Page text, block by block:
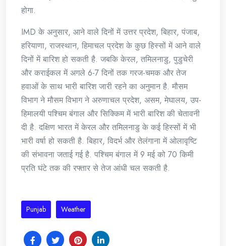
होगा.
IMD के अनुसार, आने वाले दिनों में उत्तर प्रदेश, बिहार, पंजाब,
हरियाणा, राजस्थान, हिमाचल प्रदेश के कुछ हिस्सों में आने वाले
दिनों में बारिश हो सकती है. जबकि केरल, तमिलनाडु, पुडुचेरी
और कराईकल में अगले 6-7 दिनों तक गरज-चमक और तेज
हवाओं के साथ भारी बारिश जारी रहने का अनुमान है. मौसम
विभाग ने मौसम विभाग ने अरुणाचल प्रदेश, असम, मेघालय, उप-
हिमालयी पश्चिम बंगाल और सिक्किम में भारी बारिश की चेतावनी
दी है. दक्षिण भारत में केरल और तमिलनाडु के कई हिस्सों में भी
भारी वर्षा हो सकती है. बिहार, विदर्भ और तेलंगाना में ओलावृष्टि
की संभावना जताई गई है. पश्चिम बंगाल में 9 मई को 70 किमी
प्रति घंटे तक की रफ्तार से तेज आंधी चल सकती है.
Punjab Weather